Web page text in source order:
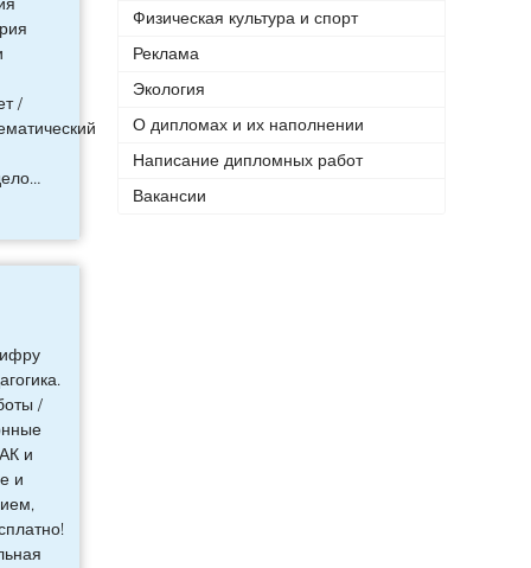
/
…
/
и
и
Физическая культура и спорт
Реклама
Экология
О дипломах и их наполнении
Написание дипломных работ
Вакансии